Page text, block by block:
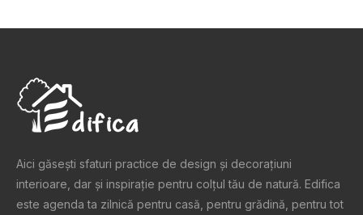
Aici găsești sfaturi practice de design şi decoraţiuni
interioare, dar și inspiraţie pentru colţul tău de natură. Edifica
este agenda ta zilnică pentru casă, pentru grădină, pentru tot